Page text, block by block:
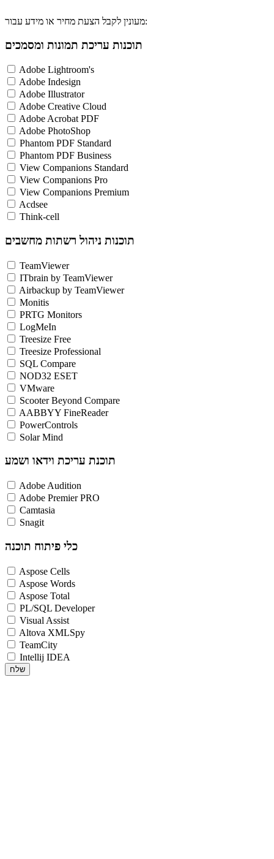
מעונין לקבל הצעת מחיר או מידע עבור:
תוכנות עריכת תמונות ומסמכים
Adobe Lightroom's
Adobe Indesign
Adobe Illustrator
Adobe Creative Cloud
Adobe Acrobat PDF
Adobe PhotoShop
Phantom PDF Standard
Phantom PDF Business
View Companions Standard
View Companions Pro
View Companions Premium
Acdsee
Think-cell
תוכנות ניהול רשתות מחשבים
TeamViewer
ITbrain by TeamViewer
Airbackup by TeamViewer
Monitis
PRTG Monitors
LogMeIn
Treesize Free
Treesize Professional
SQL Compare
NOD32 ESET
VMware
Scooter Beyond Compare
AABBYY FineReader
PowerControls
Solar Mind
תוכנת עריכת וידאו ושמע
Adobe Audition
Adobe Premier PRO
Camtasia
Snagit
כלי פיתוח תוכנה
Aspose Cells
Aspose Words
Aspose Total
PL/SQL Developer
Visual Assist
Altova XMLSpy
TeamCity
Intellij IDEA